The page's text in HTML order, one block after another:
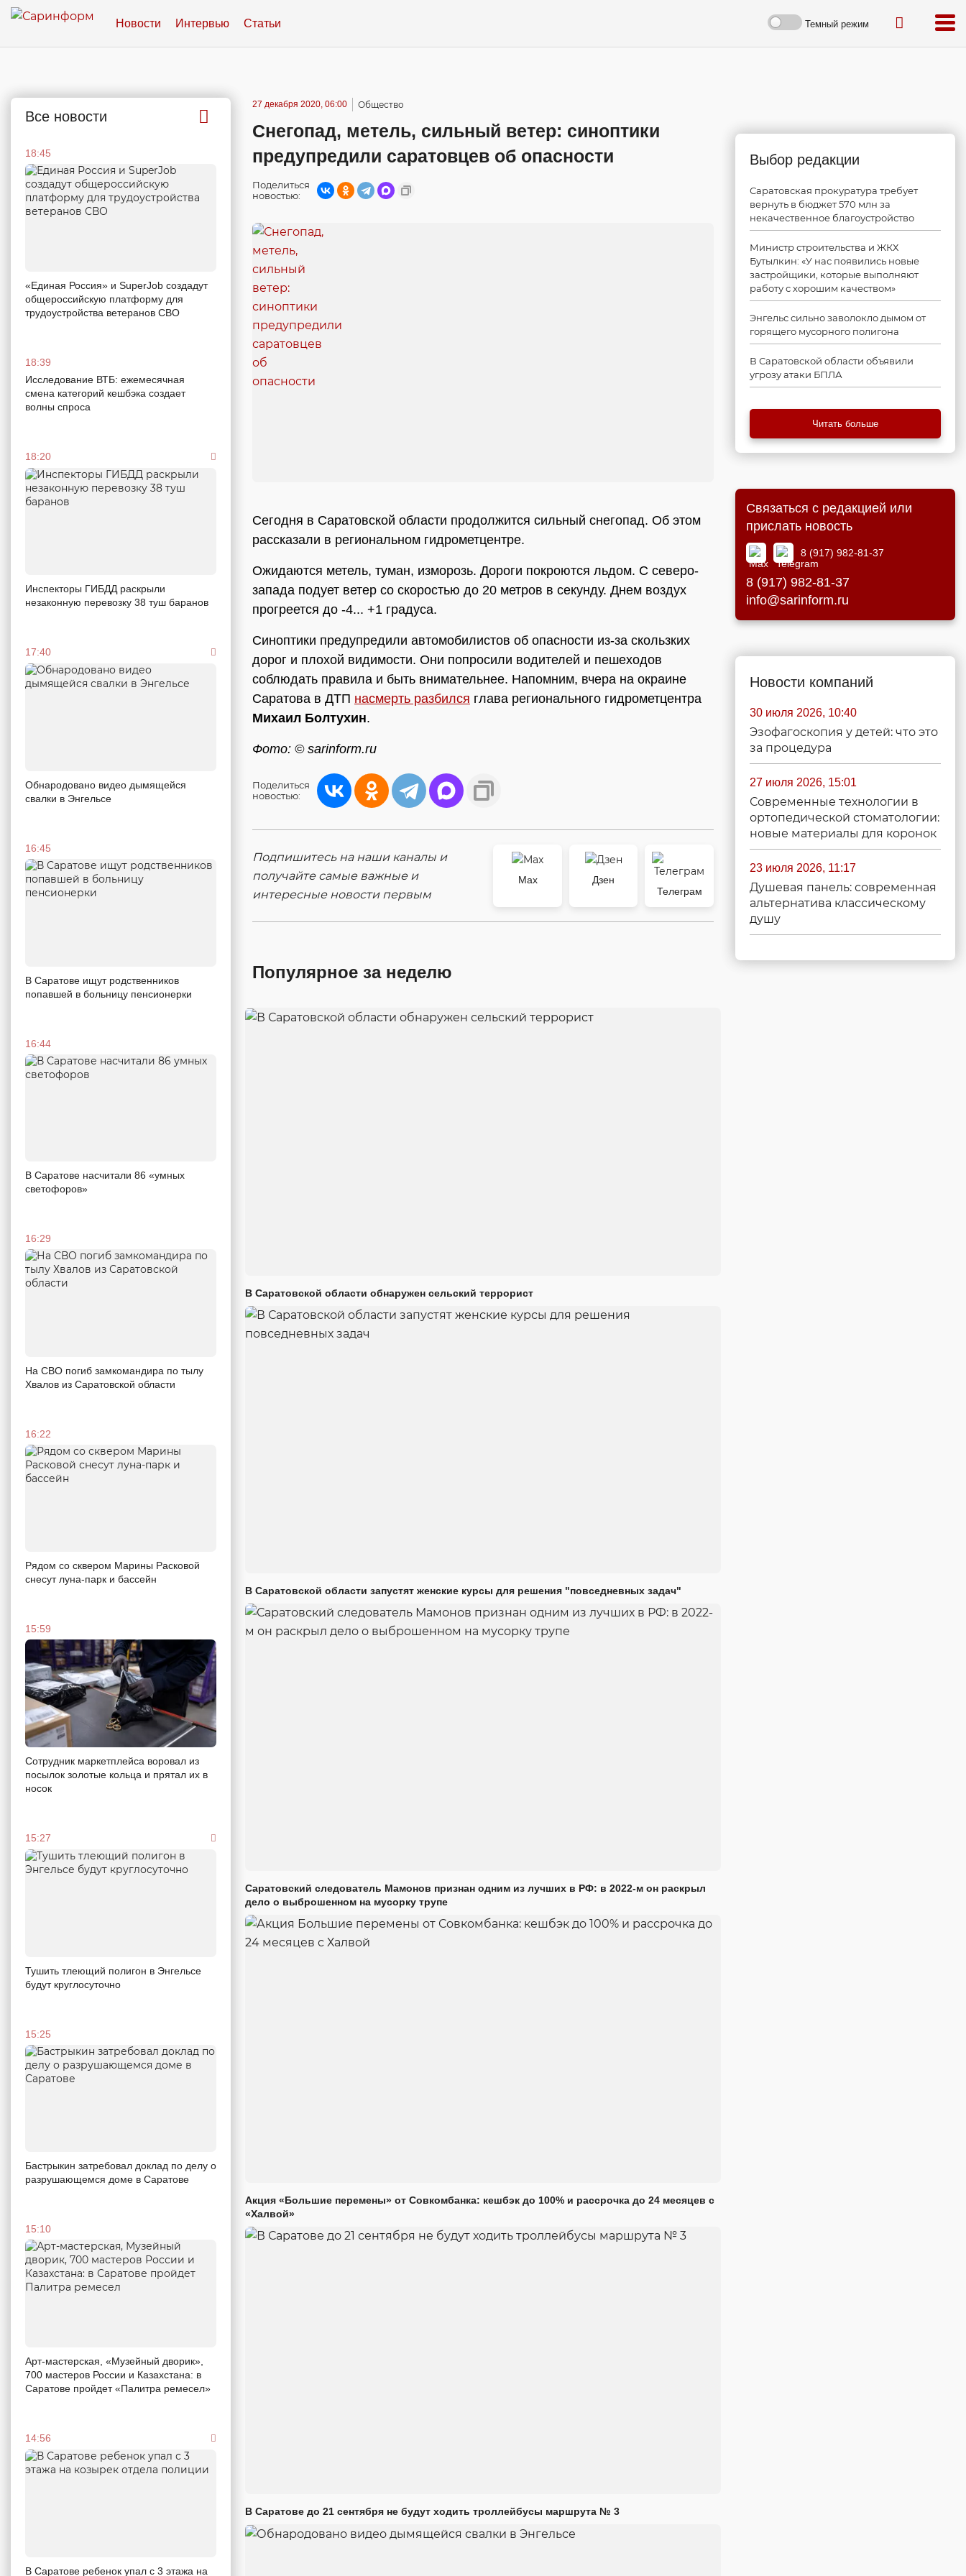
Новости Интервью Статьи Темный режим
Все новости
18:45
«Единая Россия» и SuperJob создадут
общероссийскую платформу для
трудоустройства ветеранов СВО
18:39
Исследование ВТБ: ежемесячная
смена категорий кешбэка создает
волны спроса
18:20
Инспекторы ГИБДД раскрыли
незаконную перевозку 38 туш баранов
17:40
Обнародовано видео дымящейся
свалки в Энгельсе
16:45
В Саратове ищут родственников
попавшей в больницу пенсионерки
16:44
В Саратове насчитали 86 «умных
светофоров»
16:29
На СВО погиб замкомандира по тылу
Хвалов из Саратовской области
16:22
Рядом со сквером Марины Расковой
снесут луна-парк и бассейн
15:59
Сотрудник маркетплейса воровал из
посылок золотые кольца и прятал их в
носок
15:27
Тушить тлеющий полигон в Энгельсе
будут круглосуточно
15:25
Бастрыкин затребовал доклад по делу о
разрушающемся доме в Саратове
15:10
Арт-мастерская, «Музейный дворик»,
700 мастеров России и Казахстана: в
Саратове пройдет «Палитра ремесел»
14:56
В Саратове ребенок упал с 3 этажа на
27 декабря 2020, 06:00 Общество
Снегопад, метель, сильный ветер: синоптики
предупредили саратовцев об опасности
Поделиться
новостью:
Сегодня в Саратовской области продолжится сильный снегопад. Об этом
рассказали в региональном гидрометцентре.
Ожидаются метель, туман, изморозь. Дороги покроются льдом. С северо-
запада подует ветер со скоростью до 20 метров в секунду. Днем воздух
прогреется до -4... +1 градуса.
Синоптики предупредили автомобилистов об опасности из-за скользких
дорог и плохой видимости. Они попросили водителей и пешеходов
соблюдать правила и быть внимательнее. Напомним, вчера на окраине
Саратова в ДТП насмерть разбился глава регионального гидрометцентра
Михаил Болтухин.
Фото: © sarinform.ru
Поделиться
новостью:
Подпишитесь на наши каналы и
получайте самые важные и
интересные новости первым
Max
Дзен
Телеграм
Популярное за неделю
В Саратовской области обнаружен сельский террорист
В Саратовской области запустят женские курсы для решения "повседневных задач"
Саратовский следователь Мамонов признан одним из лучших в РФ: в 2022-м он раскрыл
дело о выброшенном на мусорку трупе
Акция «Большие перемены» от Совкомбанка: кешбэк до 100% и рассрочка до 24 месяцев с
«Халвой»
В Саратове до 21 сентября не будут ходить троллейбусы маршрута № 3
Выбор редакции
Саратовская прокуратура требует
вернуть в бюджет 570 млн за
некачественное благоустройство
Министр строительства и ЖКХ
Бутылкин: «У нас появились новые
застройщики, которые выполняют
работу с хорошим качеством»
Энгельс сильно заволокло дымом от
горящего мусорного полигона
В Саратовской области объявили
угрозу атаки БПЛА
Читать больше
Связаться с редакцией или
прислать новость
8 (917) 982-81-37
8 (917) 982-81-37
info@sarinform.ru
Новости компаний
30 июля 2026, 10:40
Эзофагоскопия у детей: что это
за процедура
27 июля 2026, 15:01
Современные технологии в
ортопедической стоматологии:
новые материалы для коронок
23 июля 2026, 11:17
Душевая панель: современная
альтернатива классическому
душу